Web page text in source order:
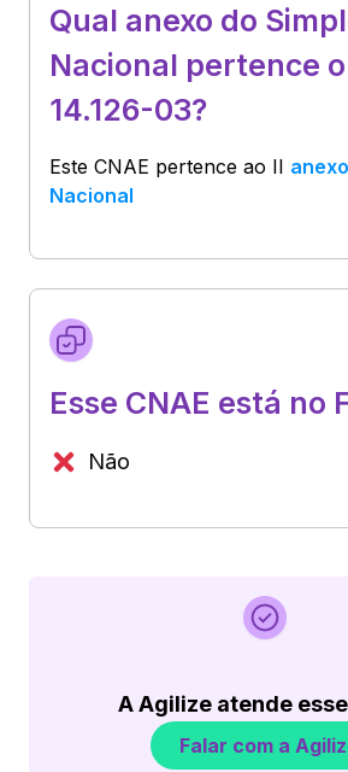
Qual anexo do
Nacional pertence o
14.126-03?
Este CNAE pertence ao II
Nacional
Esse CNAE está no
Não
A Agilize atende esse
Falar com a